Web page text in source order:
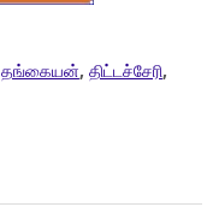
தங்கையன், திட்டச்சேரி,